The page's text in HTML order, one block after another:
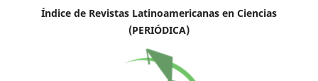
Índice de Revistas Latinoamericanas en Ciencias
(PERIÓDICA)